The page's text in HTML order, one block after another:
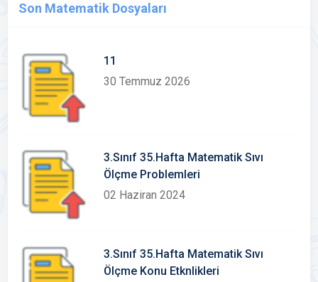
Son Matematik Dosyaları
11
30 Temmuz 2026
3.Sınıf 35.Hafta Matematik Sıvı
Ölçme Problemleri
02 Haziran 2024
3.Sınıf 35.Hafta Matematik Sıvı
Ölçme Konu Etknlikleri